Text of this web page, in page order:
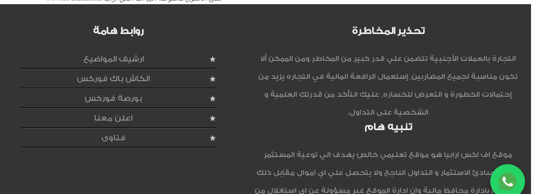
تحذير المخاطرة
التجارة بالعملات الأجنبية تتضمن علي قدر كبير من المخاطر ومن الممكن ألا
تكون مناسبة لجميع المضاربين, إستعمال الرافعة المالية في التجاره يزيد من
إحتمالات الخطورة و التعرض للخساره, عليك التأكد من قدرتك العلمية و
الشخصية على التداول.
تنبيه هام
موقع اف اكس ارابيا هو موقع تعليمي خالص يهدف الي توعية المستثمر
العربي مبادئ الاستثمار و التداول الناجح ولا يتحصل علي اي اموال مقابل ذلك
ولا يقوم بادارة محافظ مالية وان ادارة الموقع غير مسؤولة عن اي استغلال من
روابط هامة
ارشيف المواضيع
الكاش باك فوركس
بورصة فوركس
اعلن معنا
فتاوى